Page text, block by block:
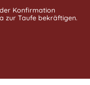
Konfirmation
zur Taufe bekräftigen.